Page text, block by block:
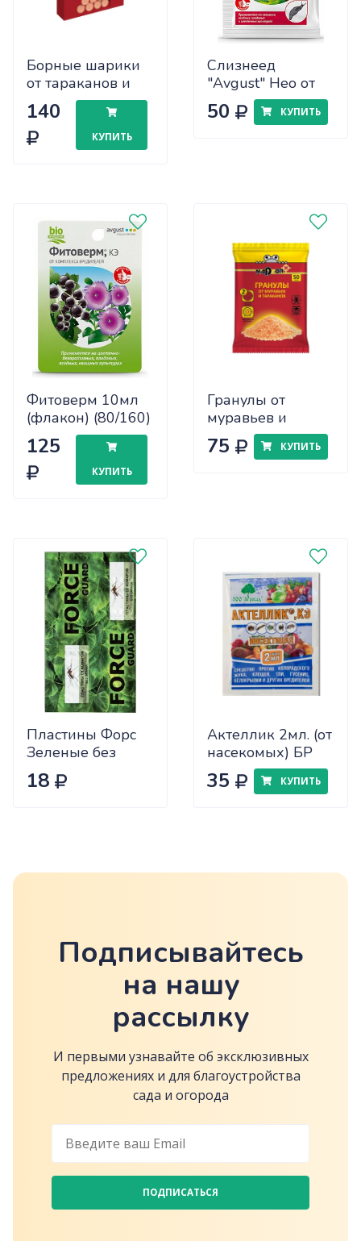
Борные шарики
от тараканов и
муравьев, 8 шт.
Nadzor
140
КУПИТЬ
Слизнеед
"Avgust" Нео от
слизней и улиток
28г
50 КУПИТЬ
Фитоверм 10мл
(флакон) (80/160)
Август
125
КУПИТЬ
Гранулы от
муравьев и
тараканов Nadzor
50г (2шт)
75 КУПИТЬ
Пластины Форс
Зеленые без
запаха
18
Актеллик 2мл. (от
насекомых) БР
35 КУПИТЬ
Подписывайтесь
на нашу
рассылку
И первыми узнавайте об эксклюзивных
предложениях и для благоустройства
сада и огорода
ПОДПИСАТЬСЯ